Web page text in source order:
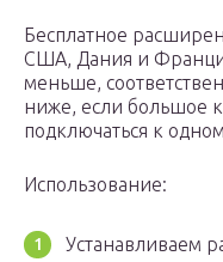
Бесплатное
США, Дания и
меньше,
ниже, если большое
подключаться к
Использование:
Устанавливаем